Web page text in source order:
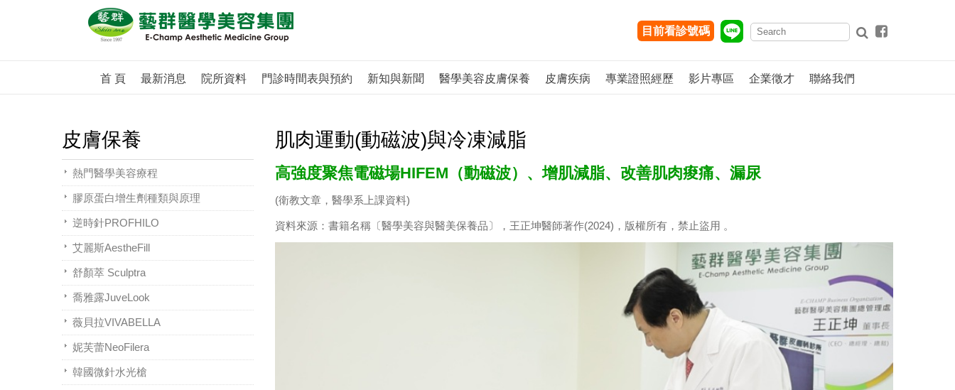
目前看診號碼
首 頁 最新消息 院所資料 門診時間表與預約 新知與新聞 醫學美容皮膚保養 皮膚疾病 專業證照經歷 影片專區 企業徵才 聯絡我們
肌肉運動(動磁波)與冷凍減脂
高強度聚焦電磁場HIFEM（動磁波）、增肌減脂、改善肌肉痠痛、漏尿
(衛教文章，醫學系上課資料)
資料來源：書籍名稱〔醫學美容與醫美保養品〕，王正坤醫師著作(2024)，版權所有，禁止盜用 。
皮膚保養
熱門醫學美容療程
膠原蛋白增生劑種類與原理
逆時針PROFHILO
艾麗斯AestheFill
舒顏萃 Sculptra
喬雅露JuveLook
薇貝拉VIVABELLA
妮芙蕾NeoFilera
韓國微針水光槍